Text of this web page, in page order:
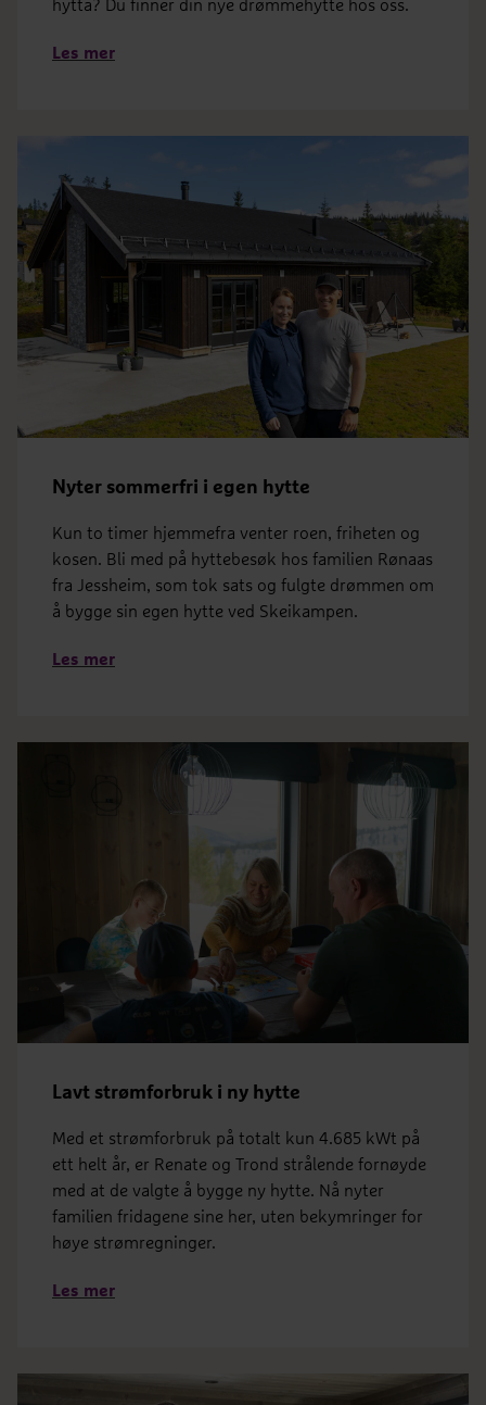
hytta? Du finner din nye drømmehytte hos oss.
Les mer
Nyter sommerfri i egen hytte
Kun to timer hjemmefra venter roen, friheten og
kosen. Bli med på hyttebesøk hos familien Rønaas
fra Jessheim, som tok sats og fulgte drømmen om
å bygge sin egen hytte ved Skeikampen.
Les mer
Lavt strømforbruk i ny hytte
Med et strømforbruk på totalt kun 4.685 kWt på
ett helt år, er Renate og Trond strålende fornøyde
med at de valgte å bygge ny hytte. Nå nyter
familien fridagene sine her, uten bekymringer for
høye strømregninger.
Les mer